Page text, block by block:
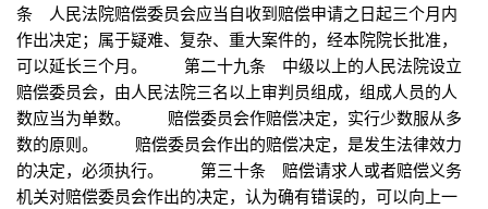
条 人民法院赔偿委员会应当自收到赔偿申请之日起三个月内
作出决定；属于疑难、复杂、重大案件的，经本院院长批准，
可以延长三个月。 第二十九条 中级以上的人民法院设立
赔偿委员会，由人民法院三名以上审判员组成，组成人员的人
数应当为单数。 赔偿委员会作赔偿决定，实行少数服从多
数的原则。 赔偿委员会作出的赔偿决定，是发生法律效力
的决定，必须执行。 第三十条 赔偿请求人或者赔偿义务
机关对赔偿委员会作出的决定，认为确有错误的，可以向上一